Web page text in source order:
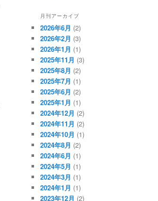
月刊アーカイブ
2026年6月 (2)
2026年2月 (3)
2026年1月 (1)
2025年11月 (3)
2025年8月 (2)
2025年7月 (1)
2025年6月 (2)
2025年1月 (1)
2024年12月 (2)
2024年11月 (2)
2024年10月 (1)
2024年8月 (2)
2024年6月 (1)
2024年5月 (1)
2024年3月 (1)
2024年1月 (1)
2023年12月 (2)